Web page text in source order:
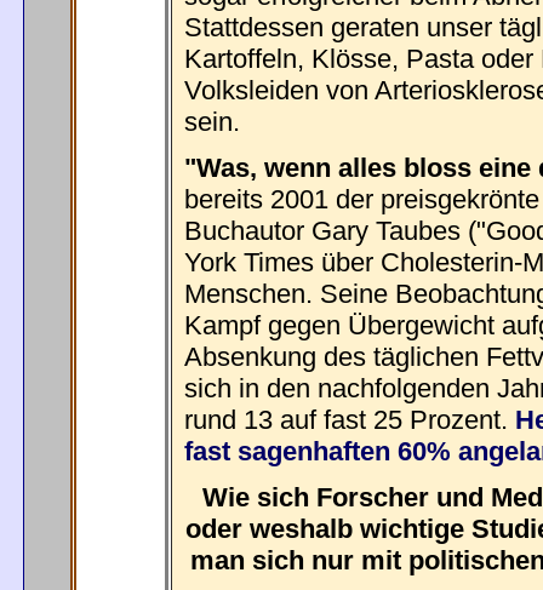
Stattdessen geraten unser
Kartoffeln, Klösse, Pasta
Volksleiden von
sein.
"Was, wenn alles bloss
bereits 2001 der
Buchautor Gary Taubes
York Times über Cholesterin-
Menschen. Seine
Kampf gegen Übergewicht
Absenkung des täglichen
sich in den nachfolgenden
rund 13 auf fast 25 Prozent.
fast sagenhaften 60%
Wie sich Forscher und
oder weshalb wichtige
man sich nur mit